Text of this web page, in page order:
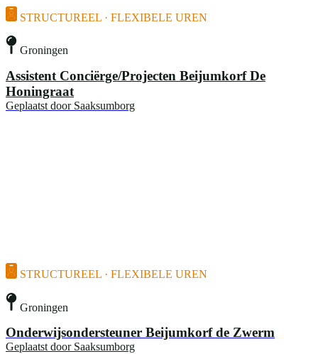
STRUCTUREEL · FLEXIBELE UREN
Groningen
Assistent Conciërge/Projecten Beijumkorf De
Honingraat
Geplaatst door Saaksumborg
STRUCTUREEL · FLEXIBELE UREN
Groningen
Onderwijsondersteuner Beijumkorf de Zwerm
Geplaatst door Saaksumborg